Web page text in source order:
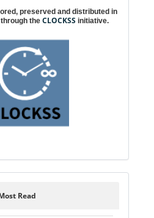
preserved and distributed in
the CLOCKSS initiative.
Read